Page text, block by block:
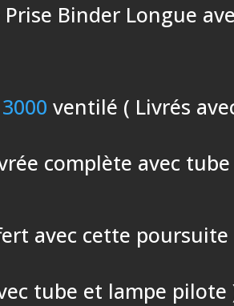
Binder Longue
ventilé ( Livrés
complète avec
avec cette poursuite
tube et lampe pilote